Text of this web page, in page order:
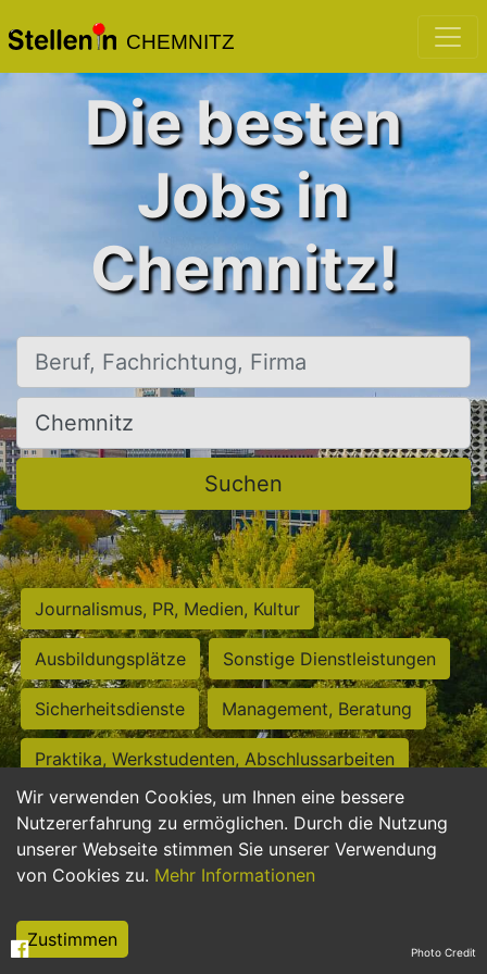
CHEMNITZ
Wir verwenden Cookies, um Ihnen eine bessere
Nutzererfahrung zu ermöglichen. Durch die Nutzung
unserer Webseite stimmen Sie unserer Verwendung
von Cookies zu. Mehr Informationen
Zustimmen
Die besten
Jobs in
Chemnitz!
Beruf, Fachrichtung, Firma
Ort, Stadt
Suchen
Journalismus, PR, Medien, Kultur
Ausbildungsplätze Sonstige Dienstleistungen
Sicherheitsdienste Management, Beratung
Praktika, Werkstudenten, Abschlussarbeiten
Personalwesen Assistenz, Sekretariat
Hilfskräfte, Aushilfs- und Nebenjobs
Weiterbildung, Studium, duale Ausbildung Photo Credit